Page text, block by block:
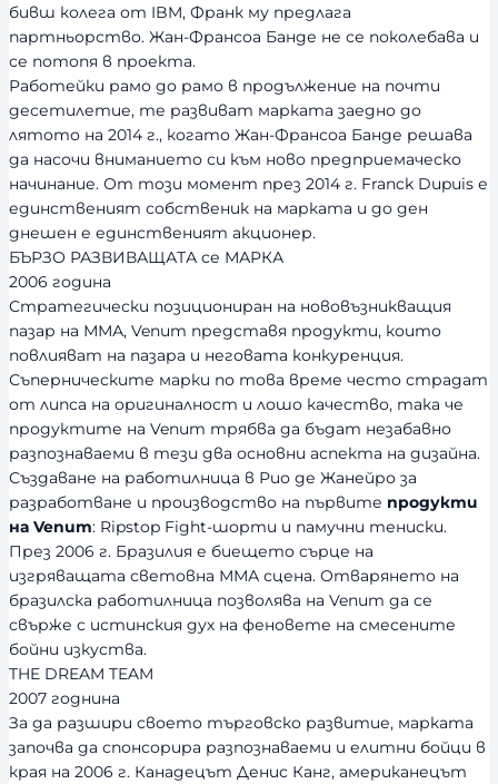
бивш колега от IBM, Франк му предлага
партньорство. Жан-Франсоа Банде не се поколебава и
се потопя в проекта.
Работейки рамо до рамо в продължение на почти
десетилетие, те развиват марката заедно до
лятото на 2014 г., когато Жан-Франсоа Банде решава
да насочи вниманието си към ново предприемаческо
начинание. От този момент през 2014 г. Franck Dupuis е
единственият собственик на марката и до ден
днешен е единственият акционер.
БЪРЗО РАЗВИВАЩАТА се МАРКА
2006 година
Стратегически позициониран на нововъзникващия
пазар на ММА, Venum представя продукти, които
повлияват на пазара и неговата конкуренция.
Съперническите марки по това време често страдат
от липса на оригиналност и лошо качество, така че
продуктите на Venum трябва да бъдат незабавно
разпознаваеми в тези два основни аспекта на дизайна.
Създаване на работилница в Рио де Жанейро за
разработване и производство на първите продукти
на Venum: Ripstop Fight-шорти и памучни тениски.
През 2006 г. Бразилия е биещето сърце на
изгряващата световна ММА сцена. Отварянето на
бразилска работилница позволява на Venum да се
свърже с истинския дух на феновете на смесените
бойни изкуства.
THE DREAM TEAM
2007 годнина
За да разшири своето търговско развитие, марката
започва да спонсорира разпознаваеми и елитни бойци в
края на 2006 г. Канадецът Денис Канг, американецът